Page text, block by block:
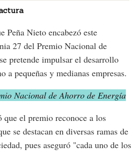
Peña Nieto encabezó este
27 del Premio Nacional de
pretende impulsar el desarrollo
a pequeñas y medianas empresas.
Nacional de Ahorro de Energía
el premio reconoce a los
se destacan en diversas ramas de
pues aseguró "cada uno de los